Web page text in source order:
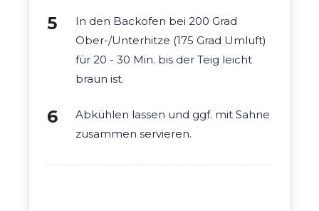
In den Backofen bei 200 Grad
Ober-/Unterhitze (175 Grad Umluft)
für 20 - 30 Min. bis der Teig leicht
braun ist.
Abkühlen lassen und ggf. mit Sahne
zusammen servieren.